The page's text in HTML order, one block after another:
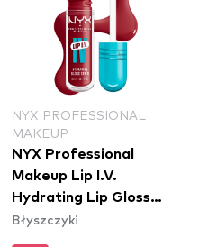
NYX PROFESSIONAL
MAKEUP
NYX Professional
Makeup Lip I.V.
Hydrating Lip Gloss
Stain - 10 Berry Thirsty
Błyszczyki